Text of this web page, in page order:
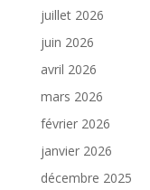
juillet 2026
juin 2026
avril 2026
mars 2026
février 2026
janvier 2026
décembre 2025